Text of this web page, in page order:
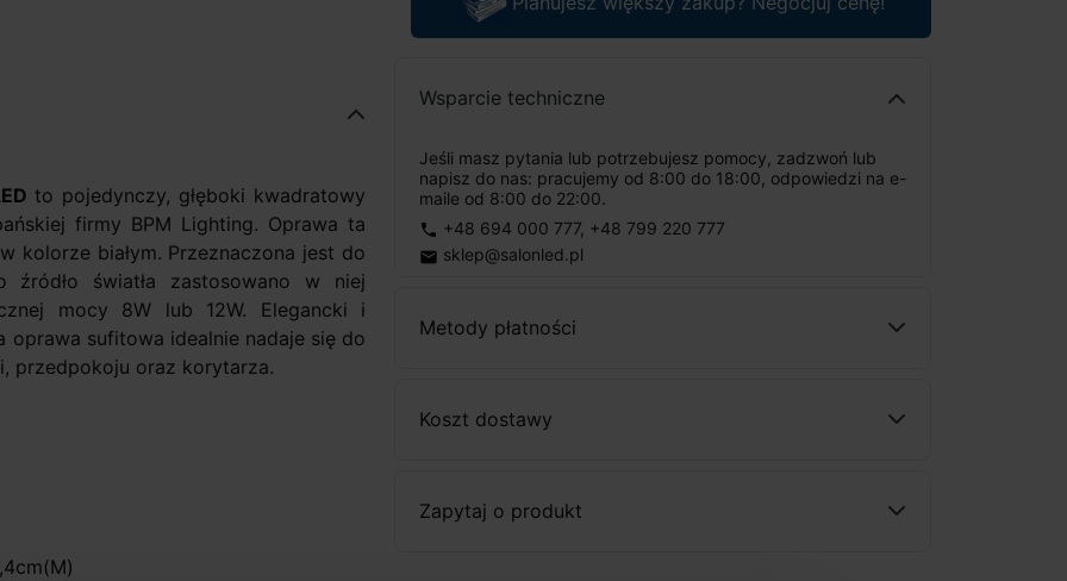
Wsparcie techniczne
Jeśli masz pytania lub potrzebujesz pomocy, zadzwoń lub
napisz do nas: pracujemy od 8:00 do 18:00, odpowiedzi na e-
maile od 8:00 do 22:00.
phone +48 694 000 777, +48 799 220 777
email sklep@salonled.pl
Metody płatności
Koszt dostawy
Zapytaj o produkt
to pojedynczy, głęboki kwadratowy
firmy BPM Lighting. Oprawa ta
kolorze białym. Przeznaczona jest do
źródło światła zastosowano w niej
mocy 8W lub 12W. Elegancki i
sufitowa idealnie nadaje się do
przedpokoju oraz korytarza.